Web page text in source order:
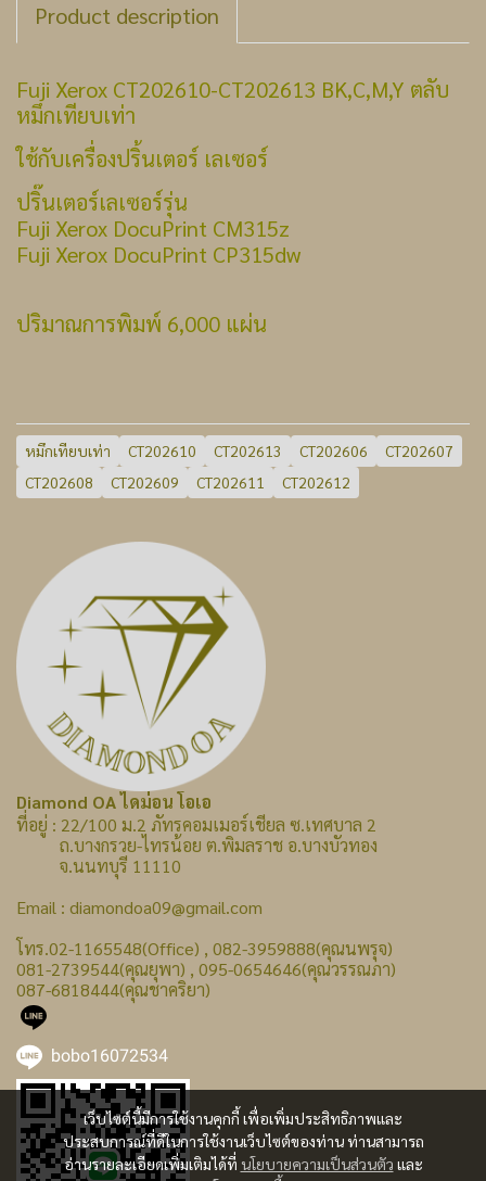
Product description
Fuji Xerox CT202610-CT202613 BK,C,M,Y ตลับ
หมึกเทียบเท่า
ใช้กับเครื่องปริ้นเตอร์ เลเซอร์
ปริ๊นเตอร์เลเซอร์รุ่น
Fuji Xerox DocuPrint CM315z
Fuji Xerox DocuPrint CP315dw
ปริมาณการพิมพ์ 6,000 แผ่น
หมึกเทียบเท่า CT202610 CT202613 CT202606
CT202607
CT202608
CT202609 CT202611 CT202612
เว็บไซต์นี้มีการใช้งานคุกกี้ เพื่อเพิ่มประสิทธิภาพและ
ประสบการณ์ที่ดีในการใช้งานเว็บไซต์ของท่าน ท่านสามารถ
อ่านรายละเอียดเพิ่มเติมได้ที่ นโยบายความเป็นส่วนตัว และ
Diamond OA ไดม่อน โอเอ
ที่อยู่ : 22/100 ม.2 ภัทรคอมเมอร์เชียล ซ.เทศบาล 2
ถ.บางกรวย-ไทรน้อย ต.พิมลราช อ.บางบัวทอง
จ.นนทบุรี 11110
Email : diamondoa09@gmail.com
โทร.02-1165548(Office) , 082-3959888(คุณนพรุจ)
081-2739544(คุณยุพา) , 095-0654646(คุณวรรณภา)
087-6818444(คุณชาคริยา)
bobo16072534